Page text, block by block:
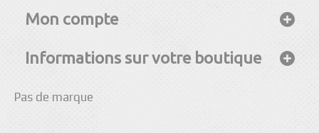
Mon compte
Informations sur votre boutique
Pas de marque